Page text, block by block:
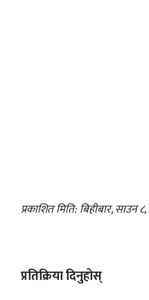
प्रकाशित मिति: बिहीबार, साउन
प्रतिक्रिया दिनुहोस्